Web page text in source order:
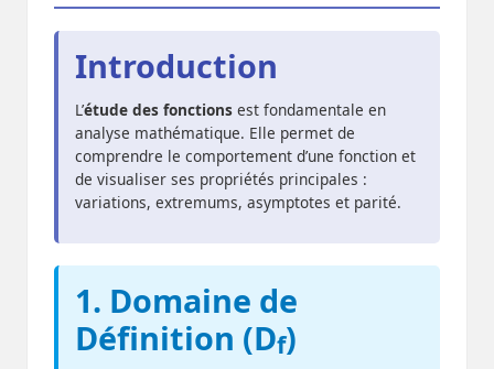
Introduction
L’étude des fonctions est fondamentale en
analyse mathématique. Elle permet de
comprendre le comportement d’une fonction et
de visualiser ses propriétés principales :
variations, extremums, asymptotes et parité.
1. Domaine de
Définition (Df)